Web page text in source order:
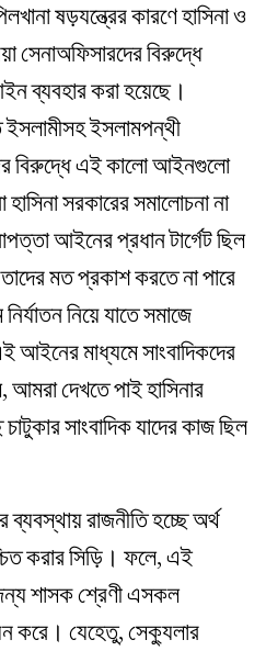
ষড়যন্ত্রের কারণে হাসিনা ও
সেনাঅফিসারদের বিরুদ্ধে
ব্যবহার করা হয়েছে।
ইসলামীসহ ইসলামপন্থী
বিরুদ্ধে এই কালো আইনগুলো
সরকারের সমালোচনা না
আইনের প্রধান টার্গেট ছিল
মত প্রকাশ করতে না পারে
নিয়ে যাতে সমাজে
মাধ্যমে সাংবাদিকদের
দেখতে পাই হাসিনার
সাংবাদিক যাদের কাজ ছিল
ব্যবস্থায় রাজনীতি হচ্ছে অর্থ
করার সিড়ি। ফলে, এই
শাসক শ্রেণী এসকল
যেহেতু, সেক্যুলার